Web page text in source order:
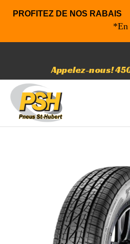
PROFITEZ DE NOS RABAIS
*En
Appelez-nous!